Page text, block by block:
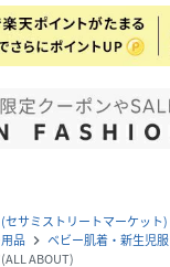
(セサミストリートマーケット)
品 navigate_next ベビー肌着・新生児服
ABOUT)